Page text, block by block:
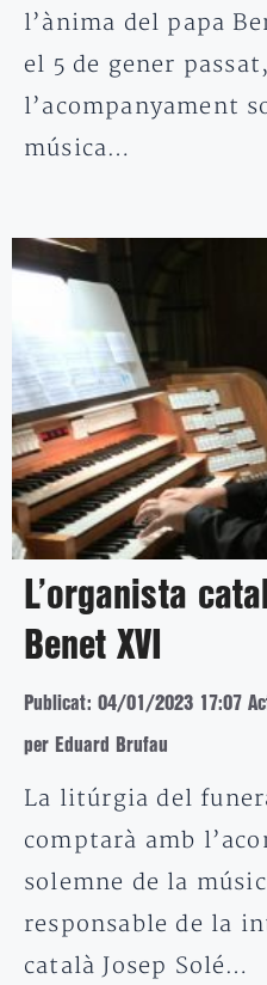
l’ànima del papa
el 5 de gener
l’acompanyament
música…
L’organista
Benet XVI
Publicat: 04/01/2023 17:07
per Eduard Brufau
La litúrgia del
comptarà amb
solemne de la
responsable de la
català Josep Solé…